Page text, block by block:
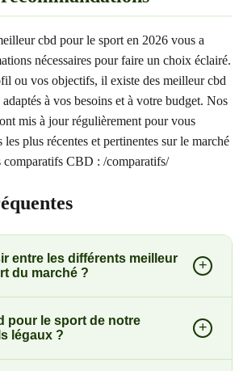
cbd pour le sport en 2026 vous a
nécessaires pour faire un choix éclairé.
ou vos objectifs, il existe des meilleur cbd
à vos besoins et à votre budget. Nos
mis à jour régulièrement pour vous
plus récentes et pertinentes sur le marché
CBD : /comparatifs/
entre les différents meilleur
du marché ?
+
pour le sport de notre
légaux ?
+